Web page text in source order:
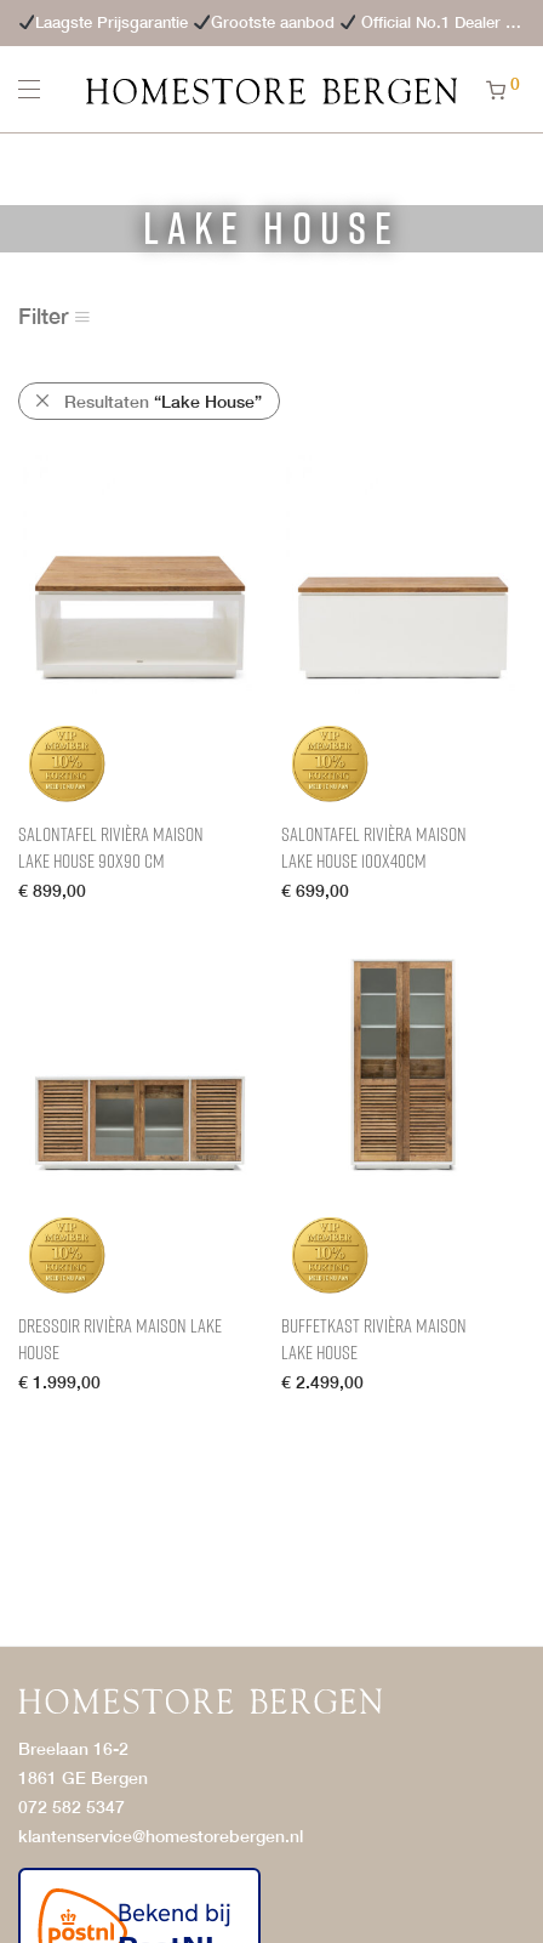
Laagste Prijsgarantie Grootste aanbod Official No.1 Dealer
0
Lake House
Filter
Resultaten “Lake House”
Salontafel Rivièra Maison
Lake House 90X90 cm
€ 899,00
Salontafel Rivièra Maison
Lake House 100X40CM
€ 699,00
Dressoir Rivièra Maison Lake
House
€ 1.999,00
Buffetkast Rivièra Maison
Lake House
€ 2.499,00
Breelaan 16-2
1861 GE Bergen
072 582 5347
klantenservice@homestorebergen.nl